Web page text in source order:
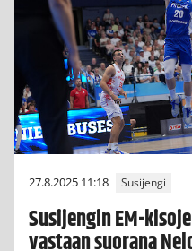
27.8.2025 11:18 Susijengi
Susijengin EM-
vastaan suorana